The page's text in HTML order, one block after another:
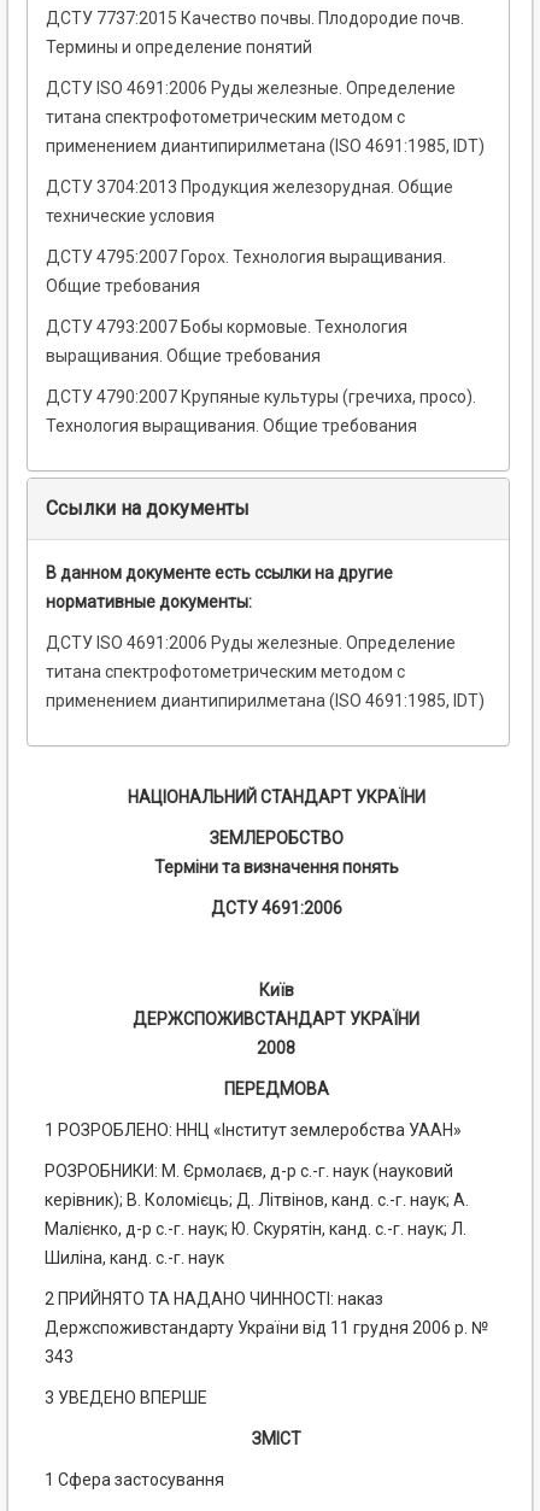
ДСТУ 7737:2015 Качество почвы. Плодородие почв.
Термины и определение понятий
ДСТУ ISO 4691:2006 Руды железные. Определение
титана спектрофотометрическим методом с
применением диантипирилметана (ISO 4691:1985, IDT)
ДСТУ 3704:2013 Продукция железорудная. Общие
технические условия
ДСТУ 4795:2007 Горох. Технология выращивания.
Общие требования
ДСТУ 4793:2007 Бобы кормовые. Технология
выращивания. Общие требования
ДСТУ 4790:2007 Крупяные культуры (гречиха, просо).
Технология выращивания. Общие требования
Ссылки на документы
В данном документе есть ссылки на другие
нормативные документы:
ДСТУ ISO 4691:2006 Руды железные. Определение
титана спектрофотометрическим методом с
применением диантипирилметана (ISO 4691:1985, IDT)
НАЦІОНАЛЬНИЙ СТАНДАРТ УКРАЇНИ
ЗЕМЛЕРОБСТВО
Терміни та визначення понять
ДСТУ 4691:2006
Київ
ДЕРЖСПОЖИВСТАНДАРТ УКРАЇНИ
2008
ПЕРЕДМОВА
1 РОЗРОБЛЕНО: ННЦ «Інститут землеробства УААН»
РОЗРОБНИКИ: М. Єрмолаєв, д-р с.-г. наук (науковий
керівник); В. Коломієць; Д. Літвінов, канд. с.-г. наук; А.
Малієнко, д-р с.-г. наук; Ю. Скурятін, канд. с.-г. наук; Л.
Шиліна, канд. с.-г. наук
2 ПРИЙНЯТО ТА НАДАНО ЧИННОСТІ: наказ
Держспоживстандарту України від 11 грудня 2006 р. №
343
3 УВЕДЕНО ВПЕРШЕ
ЗМІСТ
1 Сфера застосування